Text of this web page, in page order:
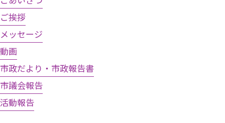
ご挨拶
メッセージ
動画
市政だより・市政報告書
市議会報告
活動報告